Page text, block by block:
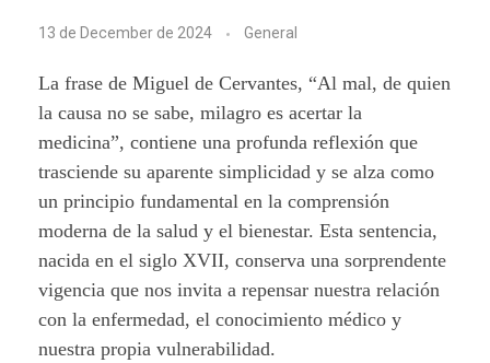
S
a
b
i
d
u
r
í
13 de December de 2024 General
La frase de Miguel de Cervantes, “Al mal, de quien
la causa no se sabe, milagro es acertar la
medicina”, contiene una profunda reflexión que
trasciende su aparente simplicidad y se alza como
un principio fundamental en la comprensión
moderna de la salud y el bienestar. Esta sentencia,
nacida en el siglo XVII, conserva una sorprendente
vigencia que nos invita a repensar nuestra relación
con la enfermedad, el conocimiento médico y
nuestra propia vulnerabilidad.